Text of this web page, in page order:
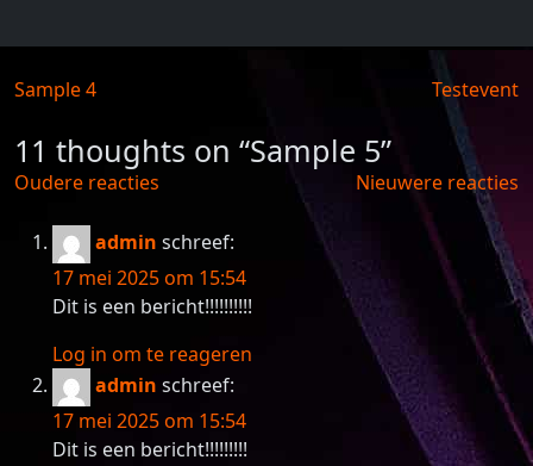
Berichtnavigatie
Sample 4 Testevent
11 thoughts on “Sample 5”
Reacties
navigatie
Oudere reacties Nieuwere reacties
admin schreef:
17 mei 2025 om 15:54
Dit is een bericht!!!!!!!!!!
Log in om te reageren
admin schreef:
17 mei 2025 om 15:54
Dit is een bericht!!!!!!!!!